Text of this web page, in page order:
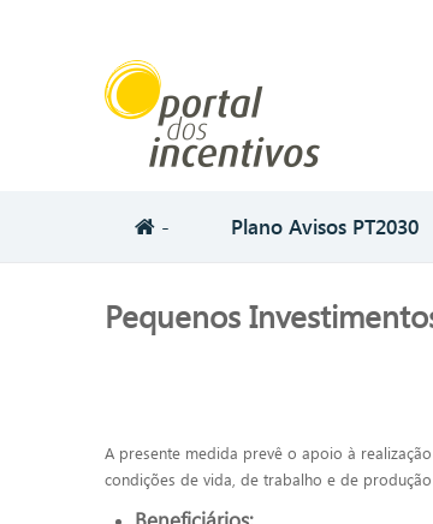
- Plano Avisos PT2030
Pequenos
A presente medida prevê o apoio à
condições de vida, de trabalho e de